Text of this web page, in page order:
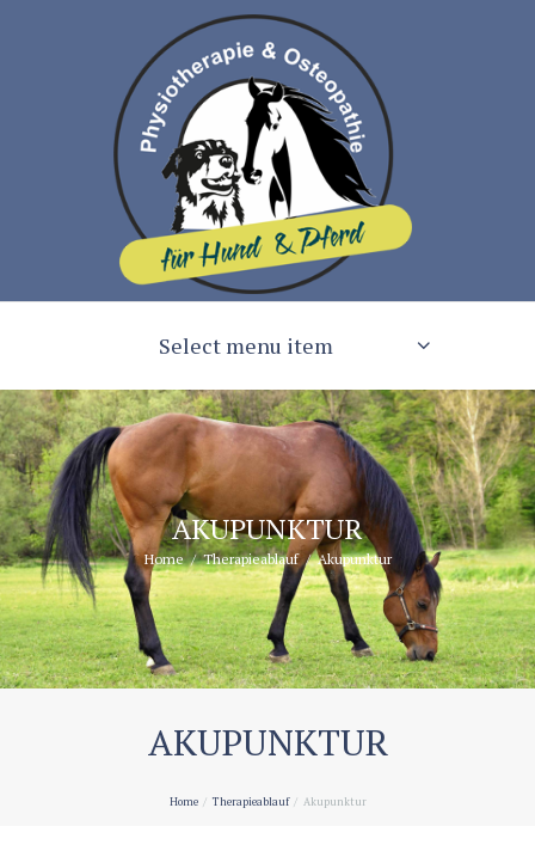
Select menu item
AKUPUNKTUR
Home Therapieablauf Akupunktur
AKUPUNKTUR
Home Therapieablauf Akupunktur